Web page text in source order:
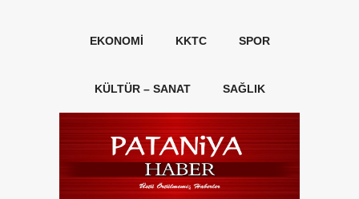
EKONOMI KKTC SPOR
KÜLTÜR – SANAT SAĞLIK